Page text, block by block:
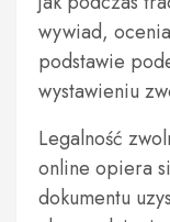
wywiad,
podstawie
wystawieniu
Legalność
online opiera
dokumentu